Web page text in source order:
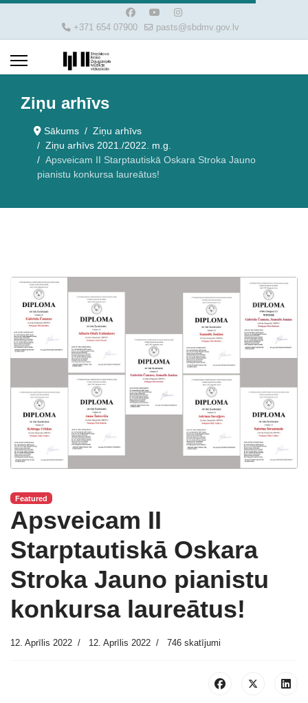
+371 654 07900 pasts@sbdmv.gov.lv
Ziņu arhīvs
Sākums
Ziņu arhīvs
Ziņu arhīvs 2021./2022. m.g.
Apsveicam II Starptautiskā Oskara Stroka Jauno
pianistu konkursa laureātus!
Featured
Apsveicam II
Starptautiskā Oskara
Stroka Jauno pianistu
konkursa laureātus!
12. Aprīlis 2022 12. Aprīlis 2022 746 skatījumi